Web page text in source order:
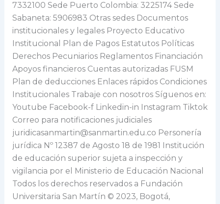
7332100 Sede Puerto Colombia: 3225174 Sede
Sabaneta: 5906983 Otras sedes Documentos
institucionales y legales Proyecto Educativo
Institucional Plan de Pagos Estatutos Políticas
Derechos Pecuniarios Reglamentos Financiación
Apoyos financieros Cuentas autorizadas FUSM
Plan de deducciones Enlaces rápidos Condiciones
Institucionales Trabaje con nosotros Síguenos en:
Youtube Facebook-f Linkedin-in Instagram Tiktok
Correo para notificaciones judiciales
juridicasanmartin@sanmartin.edu.co Personería
jurídica Nº 12387 de Agosto 18 de 1981 Institución
de educación superior sujeta a inspección y
vigilancia por el Ministerio de Educación Nacional
Todos los derechos reservados a Fundación
Universitaria San Martín © 2023, Bogotá,